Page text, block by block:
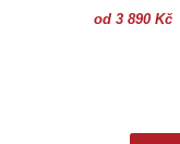
od 3 890 Kč